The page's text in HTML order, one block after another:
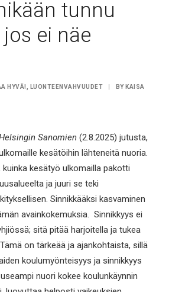
tunnu
ei näe
HYVÄ! LUONTEENVAHVUUDET BY KAISA
Sanomien (2.8.2025) jutusta,
kesätöihin lähteneitä nuoria.
kuinka kesätyö ulkomailla pakotti
ja juuri se teki
Sinnikkääksi kasvaminen
avainkokemuksia. Sinnikkyys ei
sitä pitää harjoitella ja tukea
on tärkeää ja ajankohtaista, sillä
koulumyönteisyys ja sinnikkyys
nuori kokee koulunkäynnin